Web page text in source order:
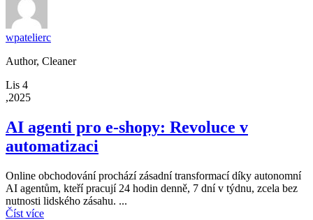
wpatelierc
Author, Cleaner
Lis 4
,2025
AI agenti pro e-shopy: Revoluce v
automatizaci
Online obchodování prochází zásadní transformací díky autonomní
AI agentům, kteří pracují 24 hodin denně, 7 dní v týdnu, zcela bez
nutnosti lidského zásahu. ...
Číst více